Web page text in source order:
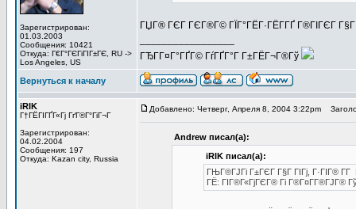
Зарегистрирован:
01.03.2003
Сообщения: 10421
Откуда: Г€Г°ГЄГіГІГ±ГЄ, RU ->
Los Angeles, US
ГЏГ® ГЄГ ГЄГ®Г© ГЇГ°ГЁГ·ГЁГ­ГҐ Г®ГІГЄГ
ГЂГ­Г¤Г°ГҐГ© ГѓГҐГ°Г Г±ГЁГ¬Г®Гў
Вернуться к началу
iRIK
Г†ГЁГІГҐГ«Гј ГґГ®Г°ГіГ¬Г
Зарегистрирован:
04.02.2004
Сообщения: 197
Откуда: Kazan city, Russia
Добавлено: Четверг, Апреля 8, 2004 3:22pm
Andrew писал(а):
iRIK писал(а):
ГЊГ®ГЈГі Г±ГЄГ Г§Г ГІГј, Г·ГІГ®
ГЁ: ГІГ®Г«ГјГЄГ® Гі Г®Г¤Г­Г®ГЈГ®